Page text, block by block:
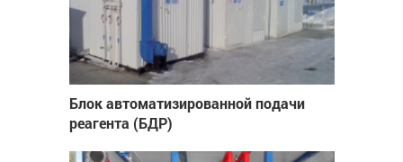
Блок автоматизированной подачи
реагента (БДР)